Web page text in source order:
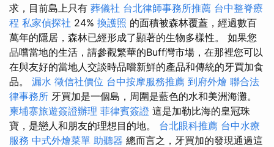
求，目前島上只有 葬儀社 台北律師事務所推薦 台中整脊療
程 私家偵探社 24% 換護照 的面積被森林覆蓋，經過數百
萬年的隱居，森林已經形成了顯著的生物多樣性。 如果您
品嚐當地的生活，請參觀繁華的Buff灣市場，在那裡您可以
在與友好的當地人交談時品嚐新鮮的產品和傳統的牙買加食
品。 漏水 徵信社價位 台中按摩服務推薦 到府外燴 聯合法
律事務所 牙買加是一個島，周圍是藍色的水和美洲海灘。
柬埔寨旅遊簽證辦理 菲律賓簽證 這是加勒比海的皇冠珠
寶，是戀人和朋友的理想目的地。 台北眼科推薦 台中水療
服務 中式外燴菜單 助聽器 總而言之，牙買加的發現通過這